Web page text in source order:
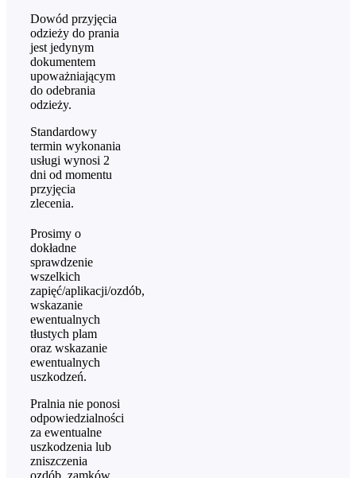
Dowód przyjęcia
odzieży do prania
jest jedynym
dokumentem
upoważniającym
do odebrania
odzieży.
Standardowy
termin wykonania
usługi wynosi 2
dni od momentu
przyjęcia
zlecenia.
Prosimy o
dokładne
sprawdzenie
wszelkich
zapięć/aplikacji/ozdób,
wskazanie
ewentualnych
tłustych plam
oraz wskazanie
ewentualnych
uszkodzeń.
Pralnia nie ponosi
odpowiedzialności
za ewentualne
uszkodzenia lub
zniszczenia